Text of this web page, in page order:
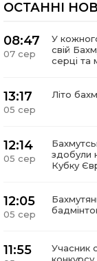
ОСТАННІ
08:47
07 сер
У
свій
серці та
13:17
05 сер
Літо
12:14
05 сер
здобули
Кубку
12:05
05 сер
11:55
Учасник